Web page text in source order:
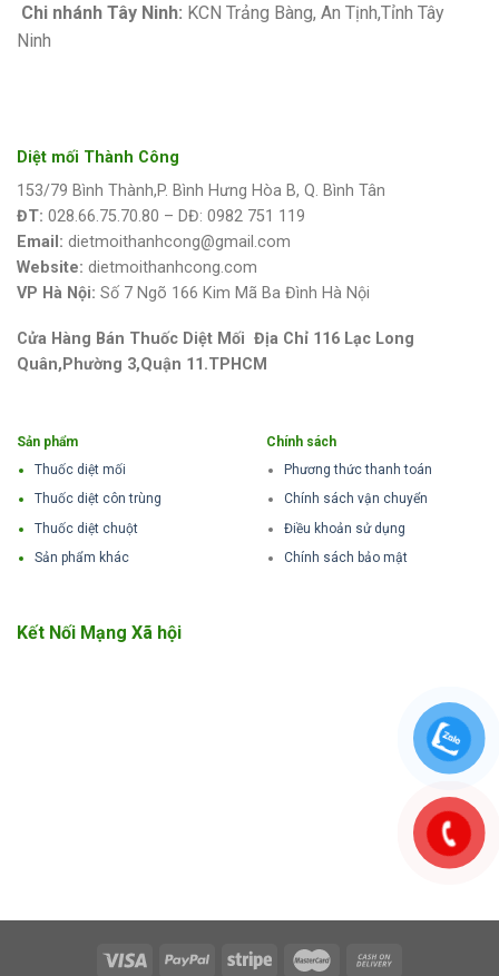
Chi nhánh Tây Ninh: KCN Trảng Bàng, An Tịnh,Tỉnh Tây
Ninh
Diệt mối Thành Công
153/79 Bình Thành,P. Bình Hưng Hòa B, Q. Bình Tân
ĐT: 028.66.75.70.80 – DĐ: 0982 751 119
Email: dietmoithanhcong@gmail.com
Website: dietmoithanhcong.com
VP Hà Nội: Số 7 Ngõ 166 Kim Mã Ba Đình Hà Nội
Cửa Hàng Bán Thuốc Diệt Mối Địa Chỉ 116 Lạc Long
Quân,Phường 3,Quận 11.TPHCM
Sản phẩm
Thuốc diệt mối
Thuốc diệt côn trùng
Thuốc diệt chuột
Sản phẩm khác
Chính sách
Phương thức thanh toán
Chính sách vận chuyển
Điều khoản sử dụng
Chính sách bảo mật
Kết Nối Mạng Xã hội